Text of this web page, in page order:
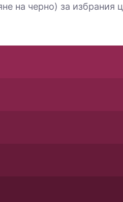
на черно) за избрания